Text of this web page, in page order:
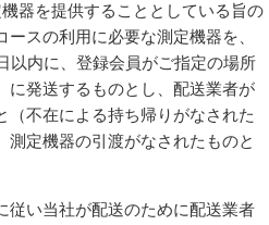
器を提供することとしている旨の
スの利用に必要な測定機器を、
以内に、登録会員がご指定の場所
に発送するものとし、配送業者が
（不在による持ち帰りがなされた
測定機器の引渡がなされたものと
従い当社が配送のために配送業者